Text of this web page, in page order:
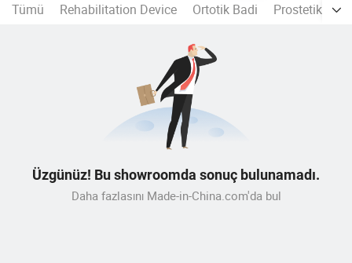
Tümü Rehabilitation Device Ortotik Badi Prostetik
Üzgünüz! Bu showroomda sonuç bulunamadı.
Daha fazlasını Made-in-China.com'da bul